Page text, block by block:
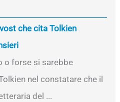
che cita Tolkien
o forse si sarebbe
nel constatare che il
del ...